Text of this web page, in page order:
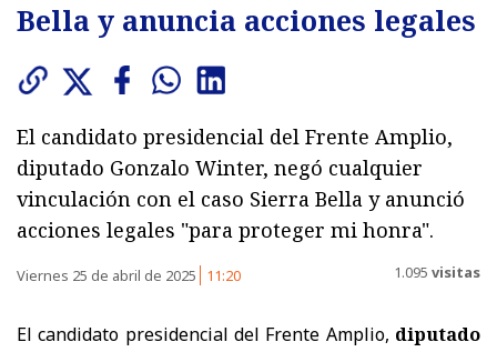
Bella y anuncia acciones legales
El candidato presidencial del Frente Amplio,
diputado Gonzalo Winter, negó cualquier
vinculación con el caso Sierra Bella y anunció
acciones legales "para proteger mi honra".
Viernes 25 de abril de 2025 11:20 1.095 visitas
El candidato presidencial del Frente Amplio, diputado